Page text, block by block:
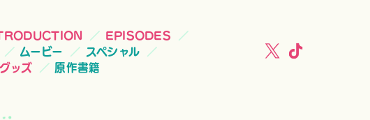
EPISODES
ムービー
スペシャル
グッズ 原作書籍